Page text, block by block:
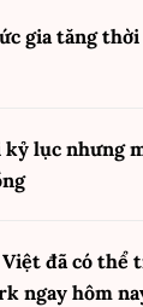
gia tăng thời
lục nhưng
đã có thể
ngay hôm